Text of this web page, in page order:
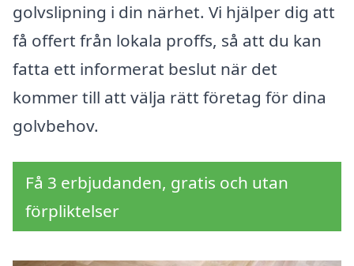
golvslipning i din närhet. Vi hjälper dig att
få offert från lokala proffs, så att du kan
fatta ett informerat beslut när det
kommer till att välja rätt företag för dina
golvbehov.
Få 3 erbjudanden, gratis och utan
förpliktelser